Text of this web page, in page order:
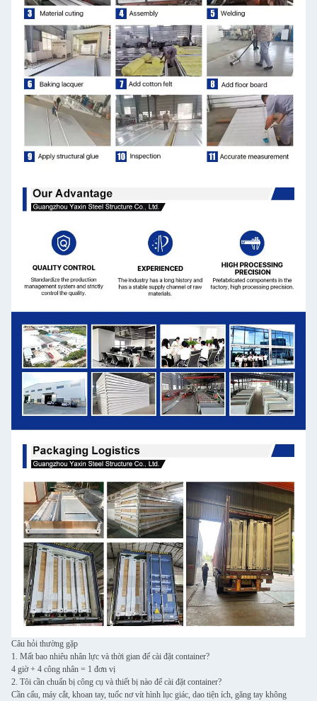
Câu hỏi thường gặp
1. Mất bao nhiêu nhân lực và thời gian để cài đặt container?
4 giờ + 4 công nhân = 1 đơn vị
2. Tôi cần chuẩn bị công cụ và thiết bị nào để cài đặt container?
Cần cẩu, máy cắt, khoan tay, tuốc nơ vít hình lục giác, dao tiện ích, găng tay không